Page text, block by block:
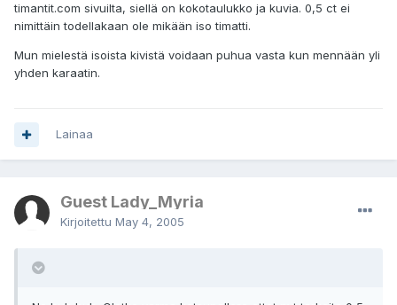
timantit.com sivuilta, siellä on kokotaulukko ja kuvia. 0,5 ct ei
nimittäin todellakaan ole mikään iso timatti.
Mun mielestä isoista kivistä voidaan puhua vasta kun mennään yli
yhden karaatin.
Lainaa
Guest Lady_Myria
Kirjoitettu May 4, 2005